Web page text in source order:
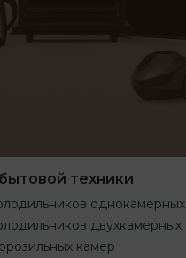
техники
однокамерных
двухкамерных
камер